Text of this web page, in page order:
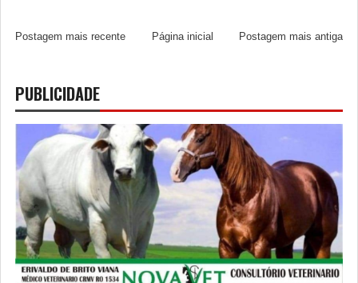
Postagem mais recente Postagem mais antiga
Página inicial
PUBLICIDADE